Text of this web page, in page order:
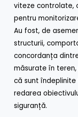
viteze controlate,
pentru
Au fost, de
structurii,
concordanța
măsurate în
că sunt
redarea
siguranță.